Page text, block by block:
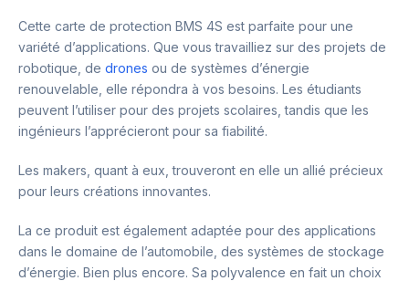
Cette carte de protection BMS 4S est parfaite pour une
variété d’applications. Que vous travailliez sur des projets de
robotique, de drones ou de systèmes d’énergie
renouvelable, elle répondra à vos besoins. Les étudiants
peuvent l’utiliser pour des projets scolaires, tandis que les
ingénieurs l’apprécieront pour sa fiabilité.
Les makers, quant à eux, trouveront en elle un allié précieux
pour leurs créations innovantes.
La ce produit est également adaptée pour des applications
dans le domaine de l’automobile, des systèmes de stockage
d’énergie. Bien plus encore. Sa polyvalence en fait un choix